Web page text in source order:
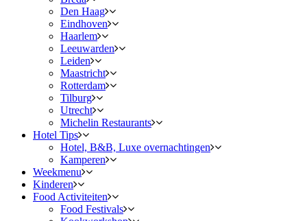
Den Haag
Eindhoven
Haarlem
Leeuwarden
Leiden
Maastricht
Rotterdam
Tilburg
Utrecht
Michelin Restaurants
Hotel Tips
Hotel, B&B, Luxe overnachtingen
Kamperen
Weekmenu
Kinderen
Food Activiteiten
Food Festivals